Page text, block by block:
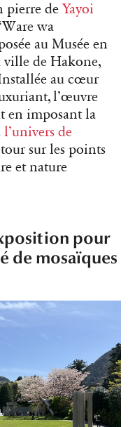
pierre de Yayoi
wa
au Musée en
ville de Hakone,
au cœur
l’œuvre
en imposant la
l’univers de
sur les points
et nature
pour
de mosaïques